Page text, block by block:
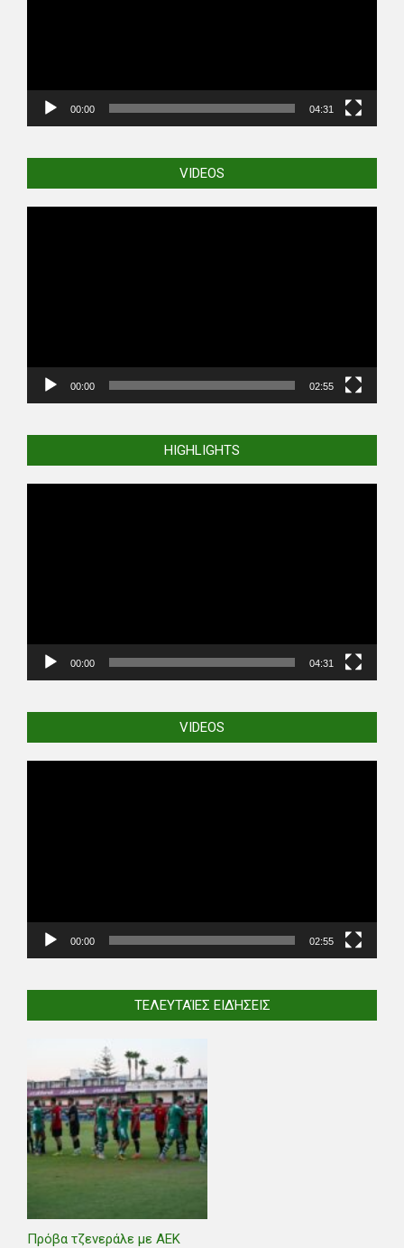
00:00 04:31
VIDEOS
00:00 02:55
HIGHLIGHTS
00:00 04:31
VIDEOS
00:00 02:55
ΤΕΛΕΥΤΑΊΕΣ ΕΙΔΉΣΕΙΣ
Πρόβα τζενεράλε με ΑΕΚ